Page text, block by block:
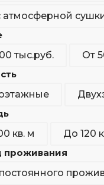
атмосферной
тыс.руб.
От
кв. м
До 120
проживания